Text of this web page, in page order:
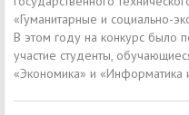
«Гуманитарные и социально-
В этом году на конкурс было
участие студенты,
«Экономика» и «Информатика